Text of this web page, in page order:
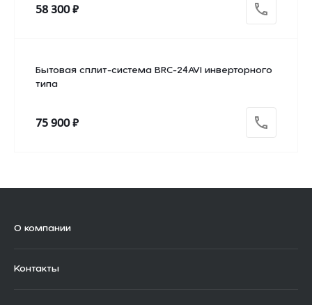
58 300 ₽
Бытовая сплит-система BRC-24AVI инверторного
типа
75 900 ₽
О компании
Контакты